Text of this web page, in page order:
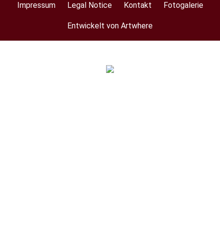
Footer
Impressum Legal Notice Kontakt Fotogalerie
Entwickelt von Artwhere